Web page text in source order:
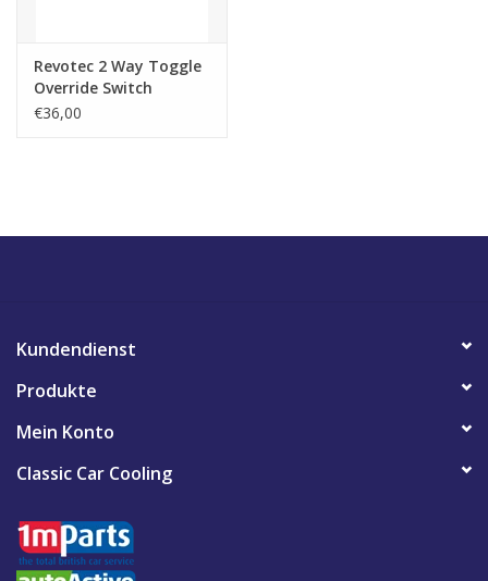
Revotec 2 Way Toggle
Override Switch
€36,00
Kundendienst
Produkte
Mein Konto
Classic Car Cooling